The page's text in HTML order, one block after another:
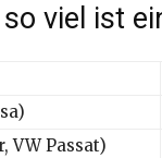
viel ist
VW Passat)